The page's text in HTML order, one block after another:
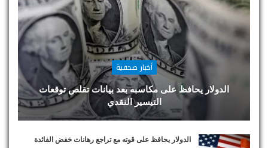
أخبار صحفية
الدولار يحافظ على مكاسبه بعد بيانات تقلص توقعات
التيسير النقدي
الدولار يحافظ على قوته مع تراجع رهانات خفض الفائدة